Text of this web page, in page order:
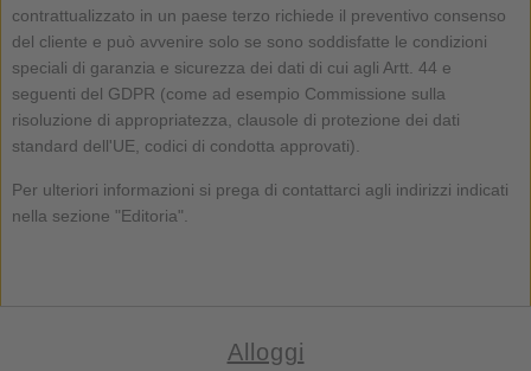
contrattualizzato in un paese terzo richiede il preventivo consenso
del cliente e può avvenire solo se sono soddisfatte le condizioni
speciali di garanzia e sicurezza dei dati di cui agli Artt. 44 e
seguenti del GDPR (come ad esempio Commissione sulla
risoluzione di appropriatezza, clausole di protezione dei dati
standard dell'UE, codici di condotta approvati).
Per ulteriori informazioni si prega di contattarci agli indirizzi indicati
nella sezione "Editoria".
Alloggi